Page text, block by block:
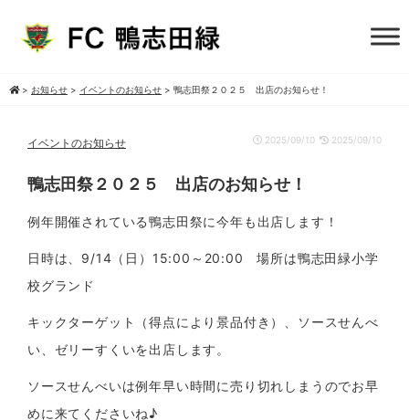
> お知らせ > イベントのお知らせ > 鴨志田祭２０２５ 出店のお知らせ！
イベントのお知らせ 2025/09/10 2025/09/10
鴨志田祭２０２５ 出店のお知らせ！
例年開催されている鴨志田祭に今年も出店します！
日時は、9/14（日）15:00～20:00 場所は鴨志田緑小学
校グランド
キックターゲット（得点により景品付き）、ソースせんべ
い、ゼリーすくいを出店します。
ソースせんべいは例年早い時間に売り切れしまうのでお早
めに来てくださいね♪